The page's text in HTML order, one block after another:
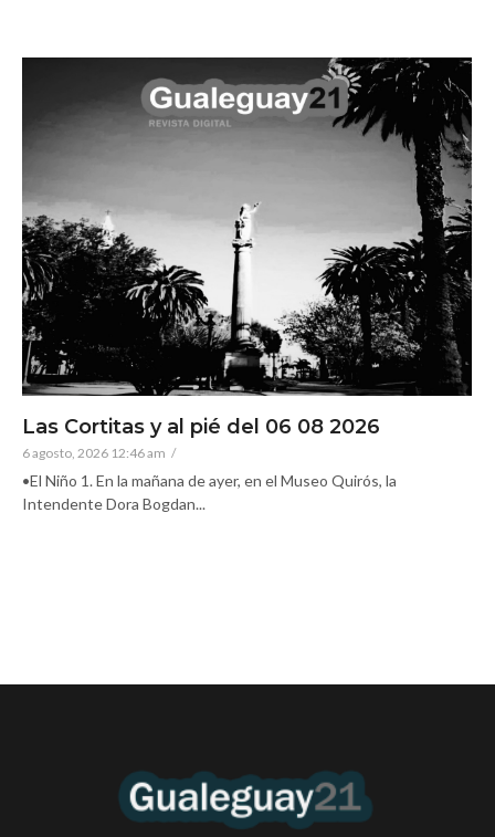
Las Cortitas y al pié del 06 08 2026
6 agosto, 2026 12:46 am /
•El Niño 1. En la mañana de ayer, en el Museo Quirós, la
Intendente Dora Bogdan...